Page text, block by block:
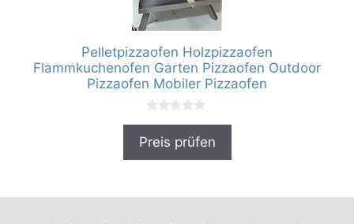
Pelletpizzaofen Holzpizzaofen
Flammkuchenofen Garten Pizzaofen Outdoor
Pizzaofen Mobiler Pizzaofen
0
o
Preis prüfen